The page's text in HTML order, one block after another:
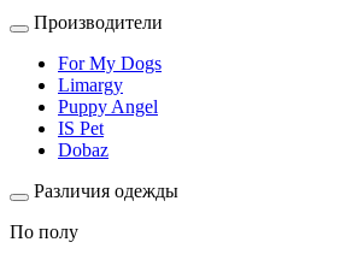
Производители
For My Dogs
Limargy
Puppy Angel
IS Pet
Dobaz
Различия одежды
По полу